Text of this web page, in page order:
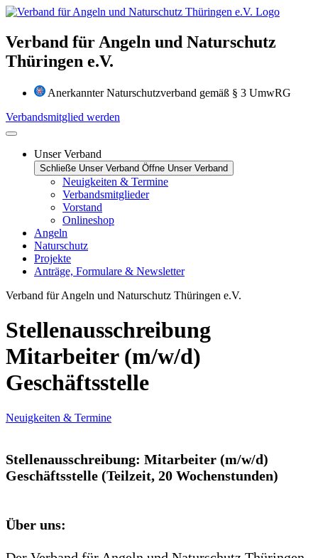
Zum
wechseln
Verband für Angeln und Naturschutz
Thüringen e.V.
Anerkannter Naturschutzverband gemäß § 3 UmwRG
Verbandsmitglied werden
Unser Verband
Schließe Unser Verband Öffne Unser Verband
Neuigkeiten & Termine
Verbandsmitglieder
Vorstand
Onlineshop
Angeln
Naturschutz
Projekte
Anträge, Formulare & Newsletter
Verband für Angeln und Naturschutz Thüringen e.V.
Stellenausschreibung
Mitarbeiter (m/w/d)
Geschäftsstelle
Neuigkeiten & Termine
Stellenausschreibung: Mitarbeiter (m/w/d)
Geschäftsstelle (Teilzeit, 20 Wochenstunden)
Über uns: